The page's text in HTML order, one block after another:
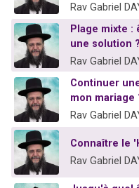
Rav Gabriel
Plage mixte :
une solution ?
Rav Gabriel
Continuer
mon mariage
Rav Gabriel
Connaître le
Rav Gabriel